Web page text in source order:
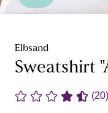
Elbsand
Sweatshirt
(20)